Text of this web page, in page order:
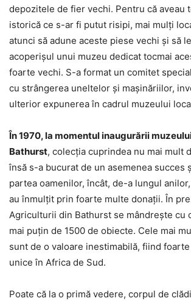
depozitele de fier vechi. Pentru că aveau
istorică ce s-ar fi putut risipi, mai mulţi
atunci să adune aceste piese vechi şi să
acoperişul unui muzeu dedicat tocmai
foarte vechi. S-a format un comitet
cu strângerea uneltelor şi maşinăriilor,
ulterior expunerea în cadrul muzeului
În 1970, la momentul inaugurării
Bathurst, colecţia cuprindea nu mai mult
însă s-a bucurat de un asemenea succes
partea oamenilor, încât, de-a lungul
au înmulţit prin foarte multe donaţii. În
Agriculturii din Bathurst se mândreşte cu
mai puţin de 1500 de obiecte. Cele mai
sunt de o valoare inestimabilă, fiind
unice în Africa de Sud.
Poate că la o primă vedere, corpul de